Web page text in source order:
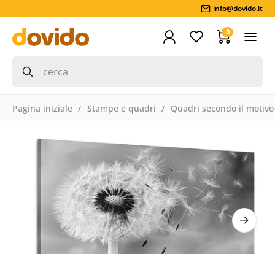
info@dovido.it
0
Pagina iniziale Stampe e quadri Quadri secondo il motivo